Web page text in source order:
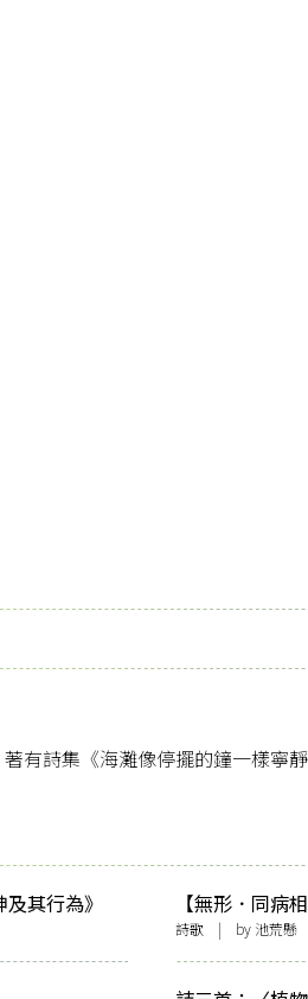
有詩集《海灘像停擺的鐘一樣寧
其行為》 【無形．同病
詩歌 | by 池荒懸